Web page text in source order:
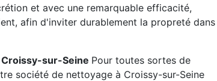
et avec une remarquable efficacité,
afin d'inviter durablement la propreté dans
sur-Seine Pour toutes sortes de
société de nettoyage à Croissy-sur-Seine